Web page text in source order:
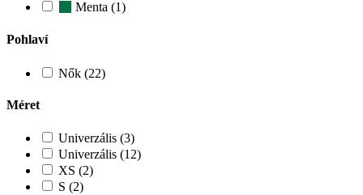
Menta (1)
Pohlaví
Nők (22)
Méret
Univerzális (3)
Univerzális (12)
XS (2)
S (2)